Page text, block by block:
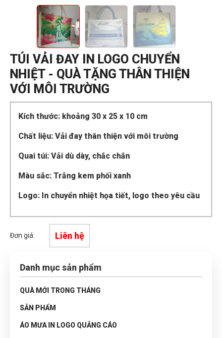
TÚI VẢI ĐAY IN LOGO CHUYỂN
NHIỆT - QUÀ TẶNG THÂN THIỆN
VỚI MÔI TRƯỜNG
Kích thước: khoảng 30 x 25 x 10 cm
Chất liệu: Vải đay thân thiện với môi trường
Quai túi: Vải dù dày, chắc chắn
Màu sắc: Trắng kem phối xanh
Logo: In chuyển nhiệt họa tiết, logo theo yêu cầu
Đơn giá: Liên hệ
Danh mục sản phẩm
QUÀ MỚI TRONG THÁNG
SẢN PHẨM
ÁO MƯA IN LOGO QUẢNG CÁO